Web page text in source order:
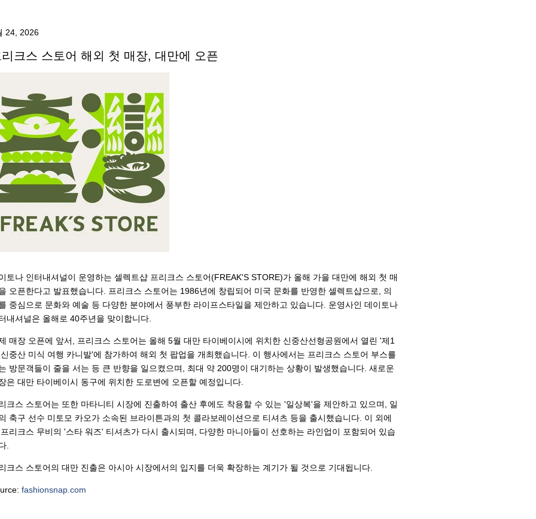
24, 2026
리크스 스토어 해외 첫 매장, 대만에 오픈
토나 인터내셔널이 운영하는 셀렉트샵 프리크스 스토어(FREAK'S STORE)가 올해 가을 대만에 해외 첫 매
오픈한다고 발표했습니다. 프리크스 스토어는 1986년에 창립되어 미국 문화를 반영한 셀렉트샵으로, 의
중심으로 문화와 예술 등 다양한 분야에서 풍부한 라이프스타일을 제안하고 있습니다. 운영사인 데이토나
내셔널은 올해로 40주년을 맞이합니다.
매장 오픈에 앞서, 프리크스 스토어는 올해 5월 대만 타이베이시에 위치한 신중산선형공원에서 열린 '제1
중산 미식 여행 카니발'에 참가하여 해외 첫 팝업을 개최했습니다. 이 행사에서는 프리크스 스토어 부스를
방문객들이 줄을 서는 등 큰 반향을 일으켰으며, 최대 약 200명이 대기하는 상황이 발생했습니다. 새로운
은 대만 타이베이시 동구에 위치한 도로변에 오픈할 예정입니다.
크스 스토어는 또한 마타니티 시장에 진출하여 출산 후에도 착용할 수 있는 '일상복'을 제안하고 있으며, 일
축구 선수 미토모 카오가 소속된 브라이튼과의 첫 콜라보레이션으로 티셔츠 등을 출시했습니다. 이 외에
프리크스 무비의 '스타 워즈' 티셔츠가 다시 출시되며, 다양한 마니아들이 선호하는 라인업이 포함되어 있습
.
크스 스토어의 대만 진출은 아시아 시장에서의 입지를 더욱 확장하는 계기가 될 것으로 기대됩니다.
fashionsnap.com